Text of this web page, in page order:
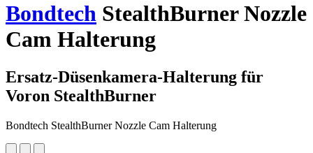
Bondtech StealthBurner Nozzle
Cam Halterung
Ersatz-Düsenkamera-Halterung für
Voron StealthBurner
Bondtech StealthBurner Nozzle Cam Halterung